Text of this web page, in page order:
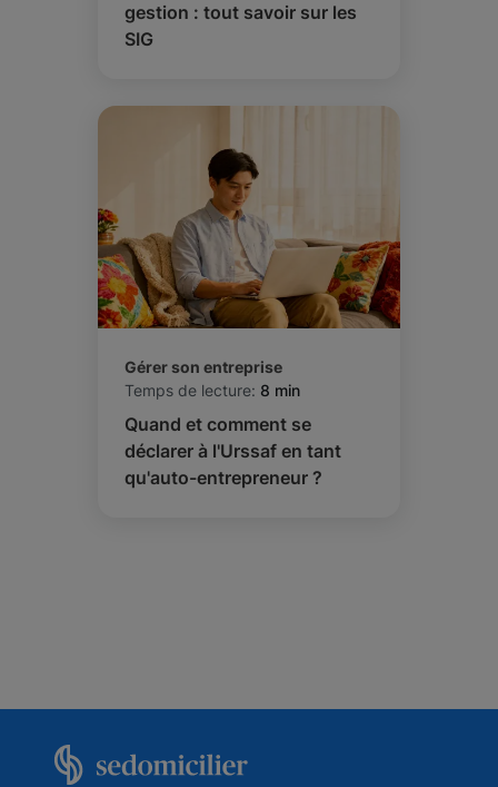
gestion : tout savoir sur les
SIG
Gérer son entreprise
Temps de lecture: 8 min
Quand et comment se
déclarer à l'Urssaf en tant
qu'auto-entrepreneur ?